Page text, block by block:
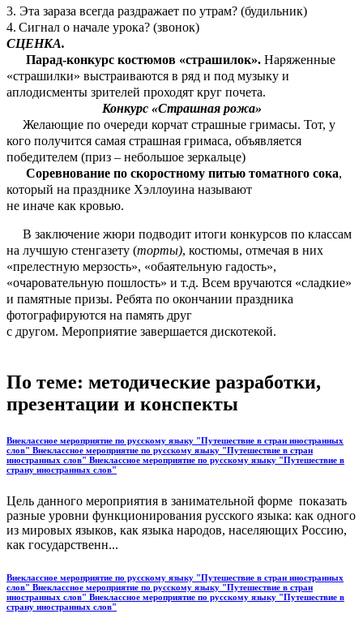
3. Эта зараза всегда раздражает по утрам? (будильник)
4. Сигнал о начале урока? (звонок)
СЦЕНКА.
Парад-конкурс костюмов «страшилок». Наряженные
«страшилки» выстраиваются в ряд и под музыку и
аплодисменты зрителей проходят круг почета.
Конкурс «Страшная рожа»
Желающие по очереди корчат страшные гримасы. Тот, у
кого получится самая страшная гримаса, объявляется
победителем (приз – небольшое зеркальце)
Соревнование по скоростному питью томатного сока,
который на празднике Хэллоуина называют
не иначе как кровью.
В заключение жюри подводит итоги конкурсов по классам
на лучшую стенгазету (торты), костюмы, отмечая в них
«прелестную мерзость», «обаятельную гадость»,
«очаровательную пошлость» и т.д. Всем вручаются «сладкие»
и памятные призы. Ребята по окончании праздника
фотографируются на память друг
с другом. Мероприятие завершается дискотекой.
По теме: методические разработки,
презентации и конспекты
Внеклассное мероприятие по русскому языку "Путешествие в стран иностранных
слов" Внеклассное мероприятие по русскому языку "Путешествие в стран
иностранных слов" Внеклассное мероприятие по русскому языку "Путешествие в
страну иностранных слов"
Цель данного мероприятия в занимательной форме показать
разные уровни функционирования русского языка: как одного
из мировых языков, как языка народов, населяющих Россию,
как государственн...
Внеклассное мероприятие по русскому языку "Путешествие в стран иностранных
слов" Внеклассное мероприятие по русскому языку "Путешествие в стран
иностранных слов" Внеклассное мероприятие по русскому языку "Путешествие в
страну иностранных слов"